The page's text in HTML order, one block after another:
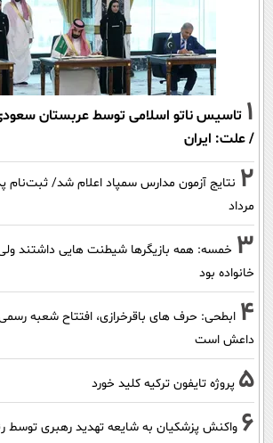
1 تاسیس ناتو اسلامی توسط عربستان
/ علت: ایران
2
مرداد
3 خمسه: همه بازیگرها شیطنت هایی داشتند
خانواده بود
4 ابطحی: حرف های باقرخرازی، افتتاح شعبه
داعش است
5 پروژه تایفون ترکیه کلید خورد
6 واکنش پزشکیان به شایعه تهدید رهبری توسط